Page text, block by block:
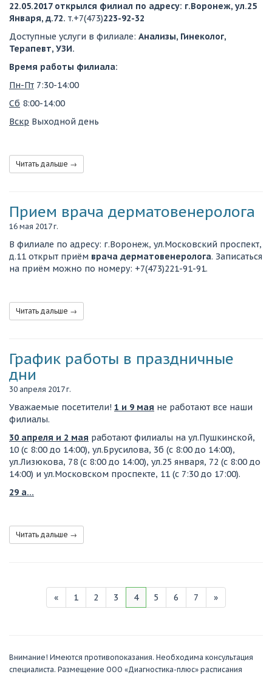
22.05.2017 открылся филиал по адресу: г.Воронеж, ул.25
Января, д.72. т.+7(473)223-92-32
Доступные услуги в филиале: Анализы, Гинеколог,
Терапевт, УЗИ.
Время работы филиала:
Пн-Пт 7:30-14:00
Сб 8:00-14:00
Вскр Выходной день
Читать дальше →
Прием врача дерматовенеролога
16 мая 2017 г.
В филиале по адресу: г.Воронеж, ул.Московский проспект,
д.11 открыт приём врача дерматовенеролога. Записаться
на приём можно по номеру: +7(473)221-91-91.
Читать дальше →
График работы в праздничные
дни
30 апреля 2017 г.
Уважаемые посетители! 1 и 9 мая не работают все наши
филиалы.
30 апреля и 2 мая работают филиалы на ул.Пушкинской,
10 (с 8:00 до 14:00), ул.Брусилова, 3б (с 8:00 до 14:00),
ул.Лизюкова, 78 (с 8:00 до 14:00), ул.25 января, 72 (с 8:00 до
14:00) и ул.Московском проспекте, 11 (с 7:30 до 17:00).
29 а…
Читать дальше →
« 1 2 3 4 5 6 7 »
Внимание! Имеются противопоказания. Необходима консультация
специалиста. Размещение ООО «Диагностика-плюс» расписания